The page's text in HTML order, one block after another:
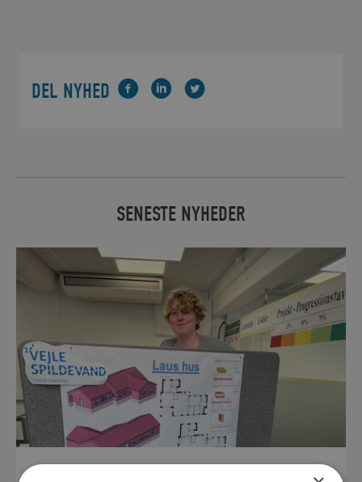
DEL NYHED
SENESTE NYHEDER